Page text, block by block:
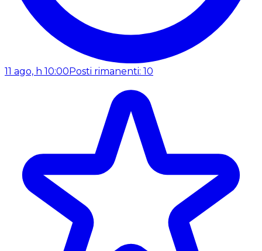
11 ago, h 10:00 Posti rimanenti: 10